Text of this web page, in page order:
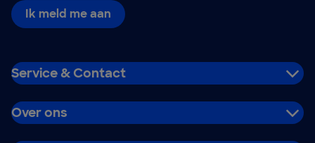
Ik meld me aan
Service & Contact
Over ons